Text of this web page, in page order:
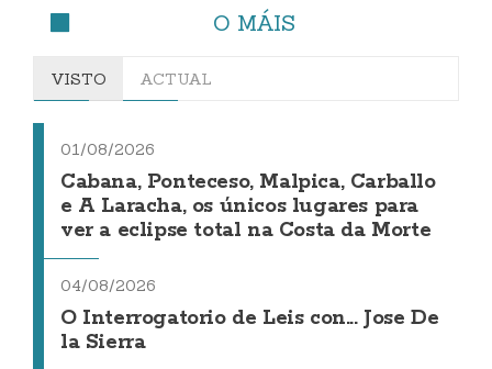
O MÁIS
VISTO ACTUAL
01/08/2026
Cabana, Ponteceso, Malpica, Carballo
e A Laracha, os únicos lugares para
ver a eclipse total na Costa da Morte
04/08/2026
O Interrogatorio de Leis con... Jose De
la Sierra